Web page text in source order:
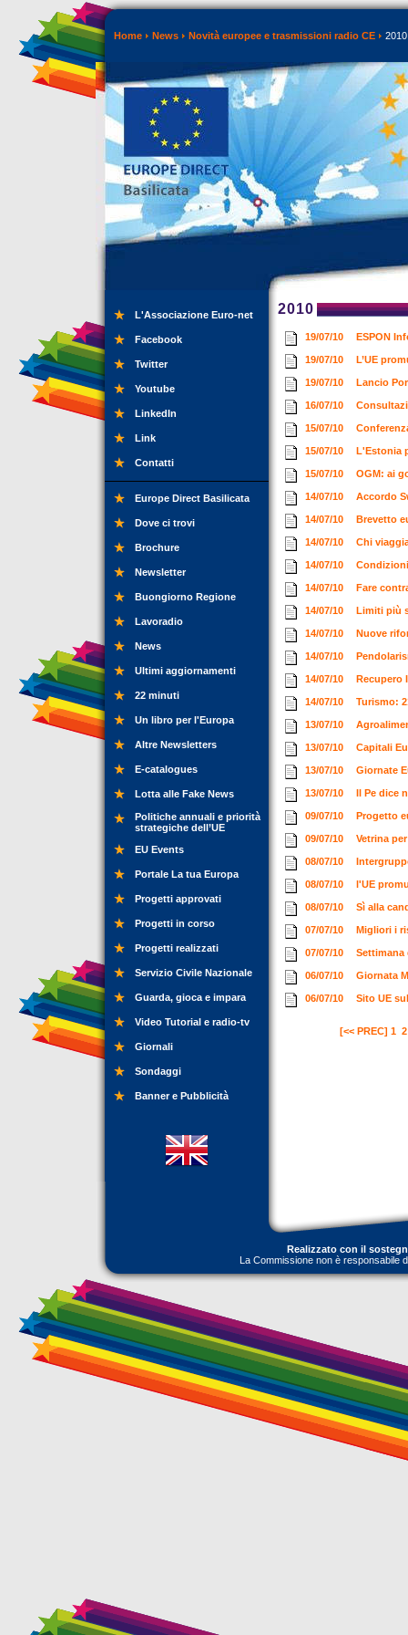
Home News Novità europee e trasmissioni radio CE 2010
L'Associazione Euro-net
Facebook
Twitter
Youtube
LinkedIn
Link
Contatti
Europe Direct Basilicata
Dove ci trovi
Brochure
Newsletter
Buongiorno Regione
Lavoradio
News
Ultimi aggiornamenti
22 minuti
Un libro per l'Europa
Altre Newsletters
E-catalogues
Lotta alle Fake News
Politiche annuali e priorità
strategiche dell’UE
EU Events
Portale La tua Europa
Progetti approvati
Progetti in corso
Progetti realizzati
Servizio Civile Nazionale
Guarda, gioca e impara
Video Tutorial e radio-tv
Giornali
Sondaggi
Banner e Pubblicità
2010
19/07/10 ESPON
19/07/10 L’UE
19/07/10 Lancio
16/07/10
15/07/10
15/07/10 L'Estonia
15/07/10 OGM: ai
14/07/10 Accordo
14/07/10 Brevetto
14/07/10 Chi
14/07/10
14/07/10 Fare
14/07/10 Limiti più
14/07/10 Nuove
14/07/10
14/07/10 Recupero
14/07/10 Turismo:
13/07/10
13/07/10 Capitali
13/07/10 Giornate
13/07/10 Il Pe dice
09/07/10 Progetto
09/07/10 Vetrina
08/07/10
08/07/10 l'UE
08/07/10 Sì alla
07/07/10 Migliori i
07/07/10
06/07/10 Giornata
06/07/10 Sito UE
[<< PREC] 1 2
Realizzato con il
La Commissione non è responsabile